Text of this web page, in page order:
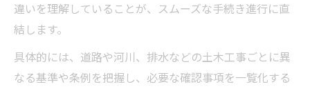
違いを理解していることが、スムーズな手続き進行に直
結します。
具体的には、道路や河川、排水などの土木工事ごとに異
なる基準や条例を把握し、必要な確認事項を一覧化する